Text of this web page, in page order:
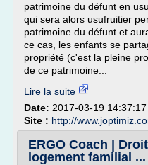
patrimoine du défunt en
qui sera alors usufruitier
patrimoine du défunt et
ce cas, les enfants se
propriété (c'est la pleine
de ce patrimoine...
Lire la suite
Date: 2017-03-19 14:37:17
Site : http://
ERGO Coach |
logement familial ...